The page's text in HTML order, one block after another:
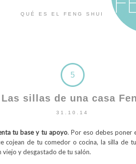
QUÉ ES EL FENG SHUI
5
Las sillas de una casa
31.10.14
tu base y tu apoyo. Por eso debes poner
cojean de tu comedor o cocina, la silla de
viejo y desgastado de tu salón.